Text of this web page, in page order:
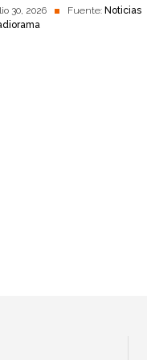
30, 2026 Fuente: Noticias